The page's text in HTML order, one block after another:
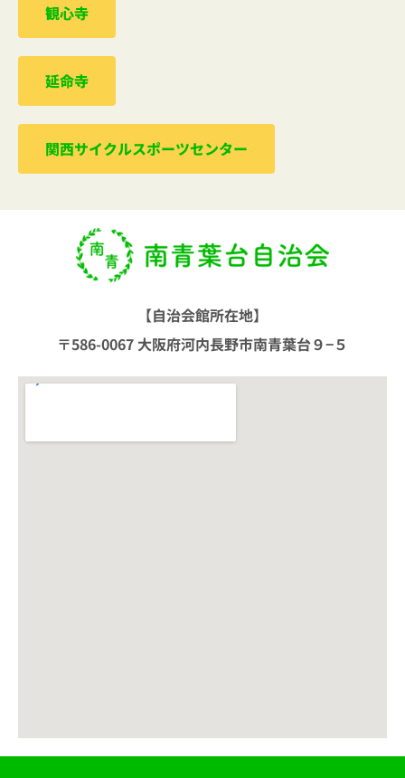
観心寺
延命寺
関西サイクルスポーツセンター
【自治会館所在地】
〒586-0067 大阪府河内長野市南青葉台９−５